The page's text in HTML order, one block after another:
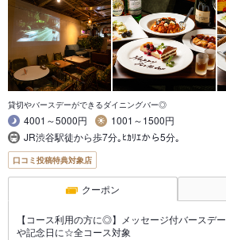
貸切やバースデーができるダイニングバー◎
4001～5000円
1001～1500円
JR渋谷駅徒から歩7分｡ﾋｶﾘｴから5分｡
口コミ投稿特典対象店
クーポン
【コース利用の方に◎】メッセージ付バースデ
や記念日に☆全コース対象